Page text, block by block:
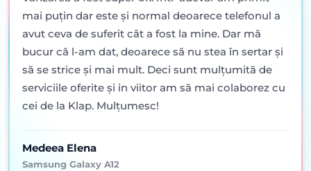
mai puţin dar este şi normal deoarece telefonul a
avut ceva de suferit cât a fost la mine. Dar mă
bucur că l-am dat, deoarece să nu stea în sertar şi
să se strice şi mai mult. Deci sunt mulţumită de
serviciile oferite şi in viitor am să mai colaborez cu
cei de la Klap. Mulţumesc!
Medeea Elena
Samsung Galaxy A12